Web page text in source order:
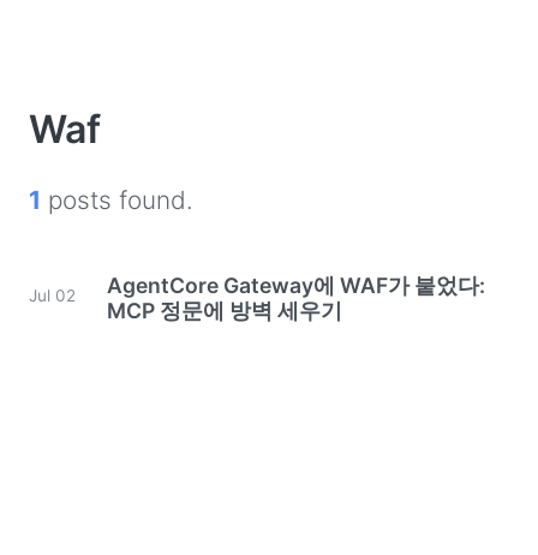
Waf
1 posts found.
Jul 02
AgentCore Gateway에 WAF가 붙었다:
MCP 정문에 방벽 세우기